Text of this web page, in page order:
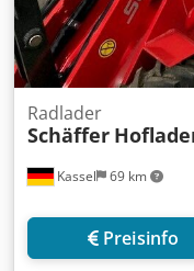
Kassel 69 km
Radlader
Schäffer
Preisinfo